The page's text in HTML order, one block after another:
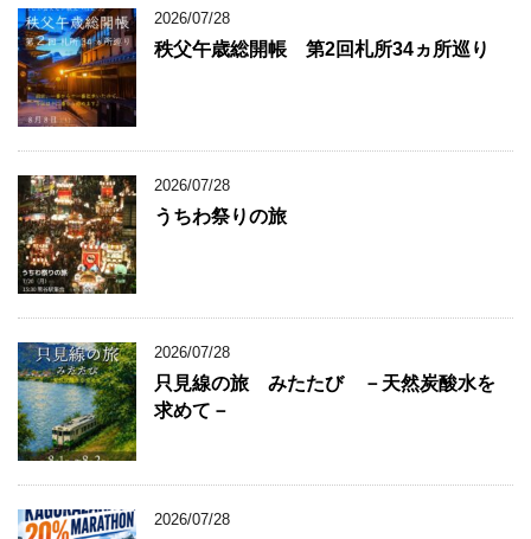
2026/07/28
秩父午歳総開帳 第2回札所34ヵ所巡り
2026/07/28
うちわ祭りの旅
2026/07/28
只見線の旅 みたたび －天然炭酸水を
求めて－
2026/07/28